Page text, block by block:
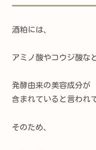
酒粕には、
アミノ酸やコウジ酸な
発酵由来の美容成分が
含まれていると言われ
そのため、